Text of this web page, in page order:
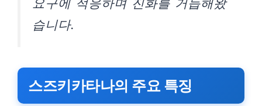
습니다.
스즈키카타나의 주요 특징